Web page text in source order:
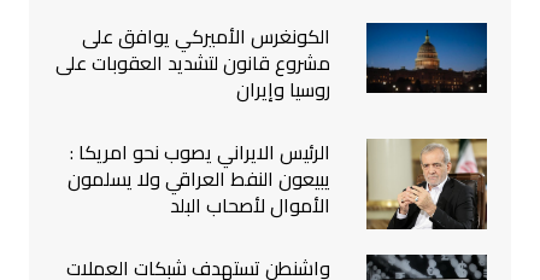
الكونغرس الأميركي يوافق على
مشروع قانون لتشديد العقوبات على
روسيا وإيران
الرئيس الايراني يصوب نحو امريكا :
يبيعون النفط العراقي ولا يسلمون
الأموال لأصحاب البلد
واشنطن تستهدف شبكات العملات